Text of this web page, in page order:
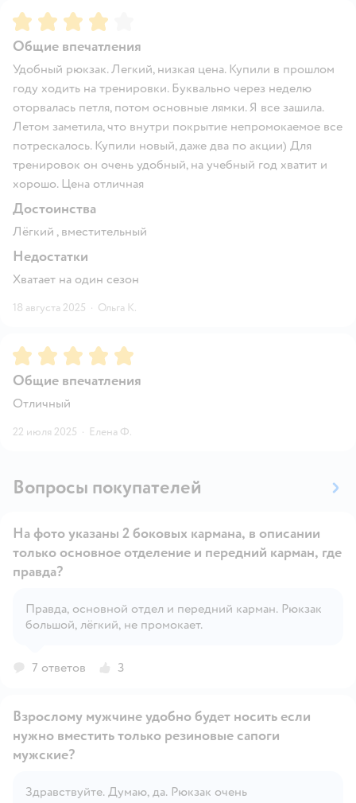
Рейтинг:4
Общие впечатления
Удобный рюкзак. Легкий, низкая цена. Купили в прошлом
году ходить на тренировки. Буквально через неделю
оторвалась петля, потом основные лямки. Я все зашила.
Летом заметила, что внутри покрытие непромокаемое все
потрескалось. Купили новый, даже два по акции) Для
тренировок он очень удобный, на учебный год хватит и
хорошо. Цена отличная
Достоинства
Лёгкий , вместительный
Недостатки
Хватает на один сезон
18 августа 2025 · Ольга К.
Рейтинг:5
Общие впечатления
Отличный
22 июля 2025 · Елена Ф.
Вопросы покупателей
Открыть вопрос
На фото указаны 2 боковых кармана, в описании
только основное отделение и передний карман, где
правда?
Правда, основной отдел и передний карман. Рюкзак
большой, лёгкий, не промокает.
7 ответов 3
Открыть вопрос
Взрослому мужчине удобно будет носить если
нужно вместить только резиновые сапоги
мужские?
Здравствуйте. Думаю, да. Рюкзак очень